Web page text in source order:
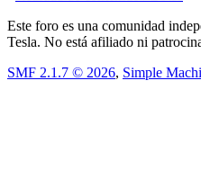
Este foro es una comunidad
Tesla. No está afiliado ni
SMF 2.1.7 © 2026, Simple